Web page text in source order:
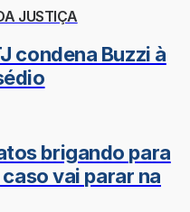
JUSTIÇA
condena Buzzi à
brigando para
vai parar na